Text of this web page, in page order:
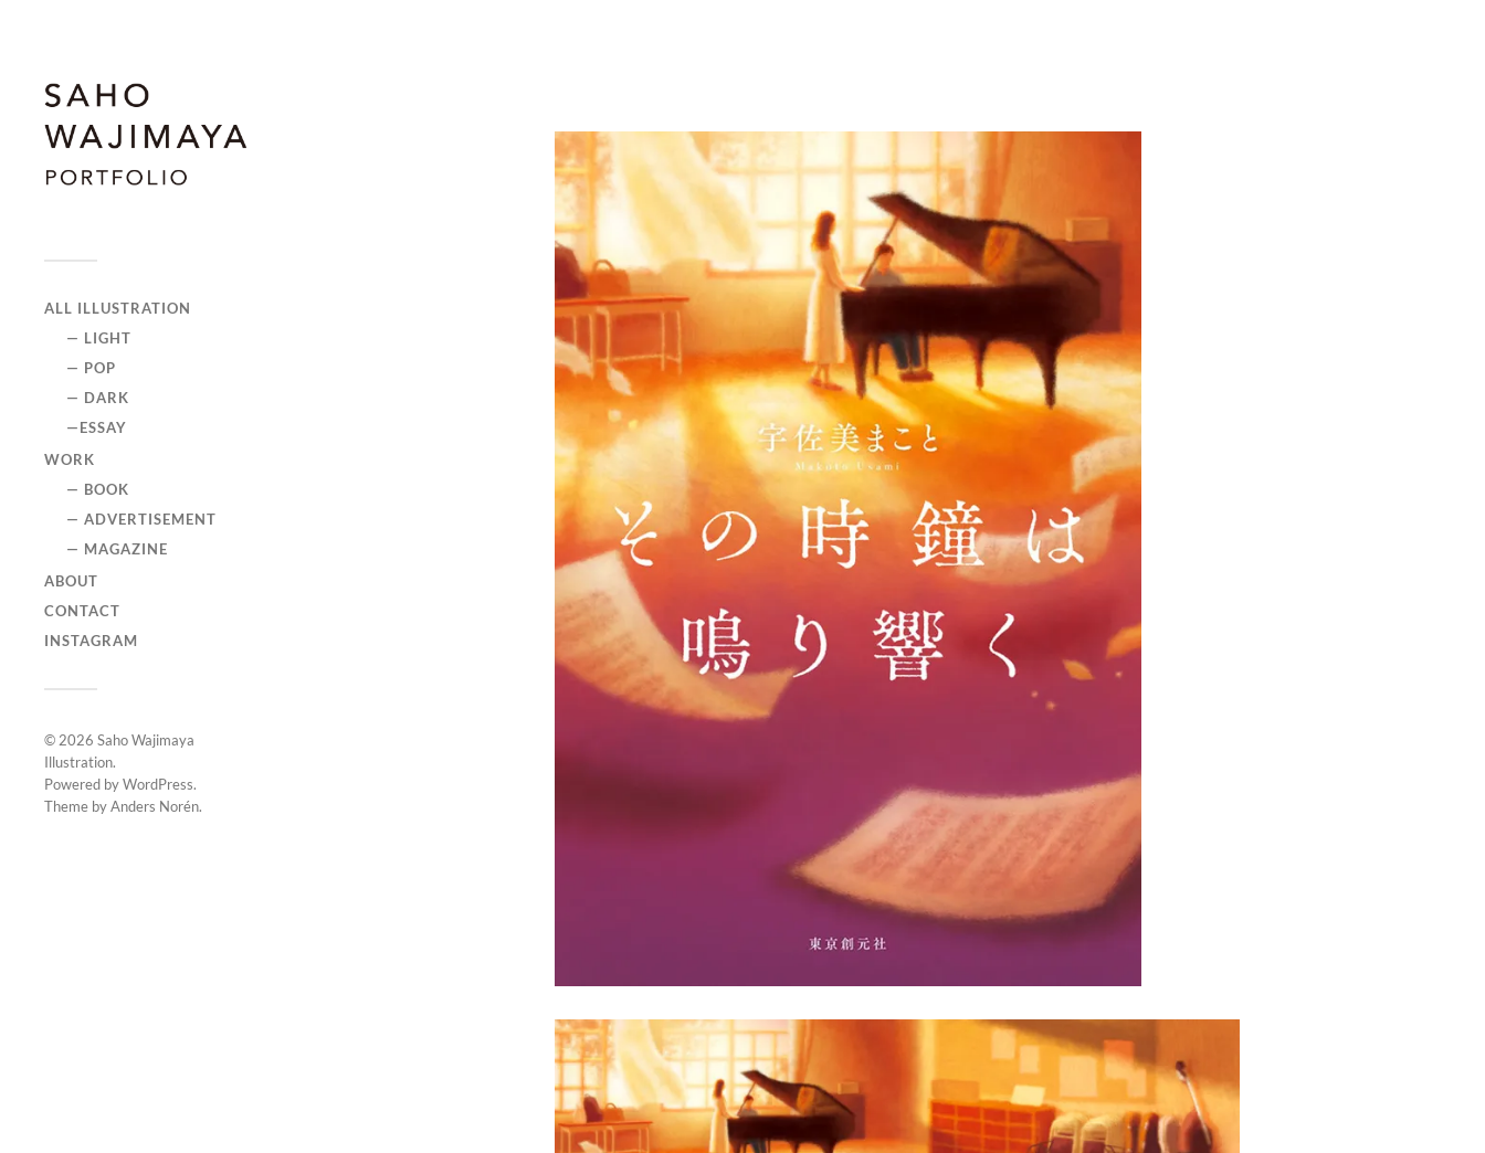
ALL ILLUSTRATION
— LIGHT
— POP
— DARK
—ESSAY
WORK
— BOOK
— ADVERTISEMENT
— MAGAZINE
ABOUT
CONTACT
INSTAGRAM
© 2026 Saho Wajimaya
Illustration.
Powered byWordPress.
Theme byAnders Norén.